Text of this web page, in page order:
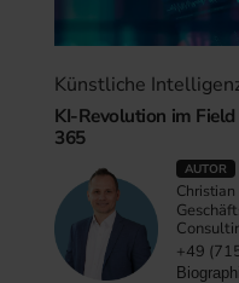
Künstliche
KI-Revolution im
365
AUTOR
+49